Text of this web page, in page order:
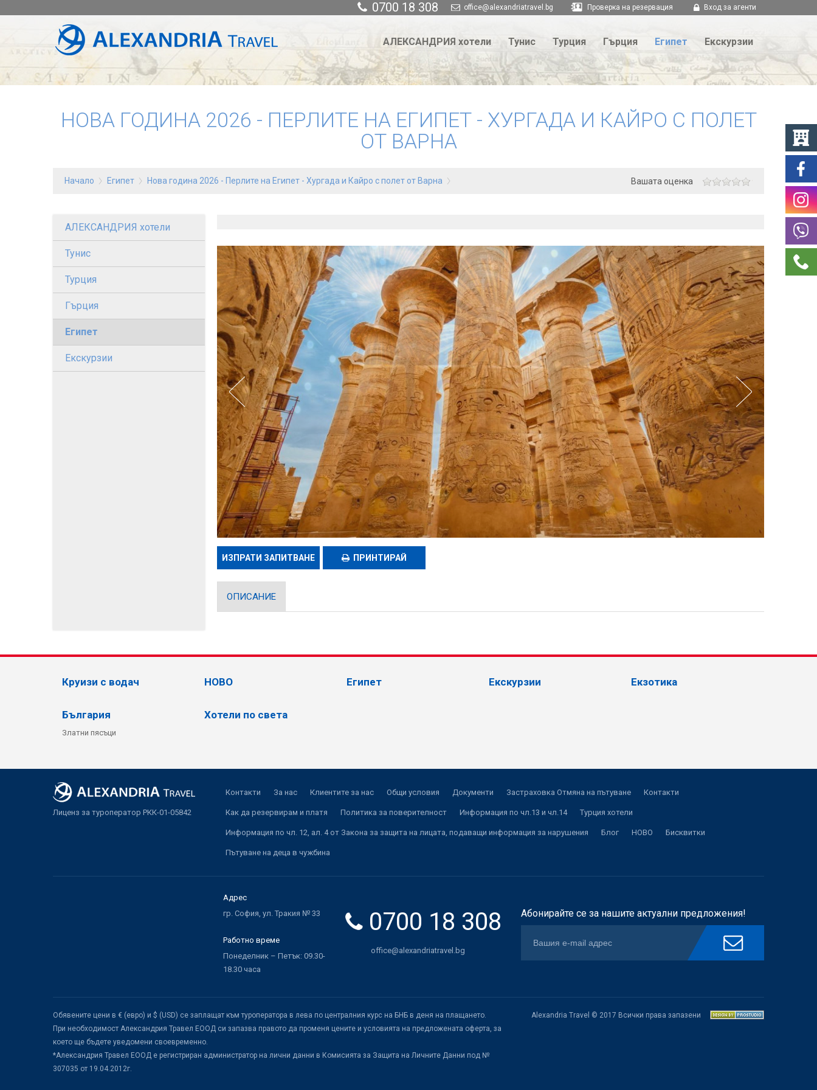
0700 18 308 office@alexandriatravel.bg Проверка на резервация Вход за агенти
АЛЕКСАНДРИЯ хотели Тунис Турция Гърция Египет Екскурзии
НОВА ГОДИНА 2026 - ПЕРЛИТЕ НА ЕГИПЕТ - ХУРГАДА И КАЙРО С ПОЛЕТ
ОТ ВАРНА
Начало Египет Нова година 2026 - Перлите на Египет - Хургада и Кайро с полет от Варна Вашата оценка
АЛЕКСАНДРИЯ хотели
Тунис
Турция
Гърция
Египет
Екскурзии
ИЗПРАТИ ЗАПИТВАНЕ ПРИНТИРАЙ
ОПИСАНИЕ
Круизи с водач НОВО Египет Екскурзии Екзотика
България
Златни пясъци
Хотели по света
Лиценз за туроператор РКК-01-05842
Контакти За нас Клиентите за нас Общи условия Документи Застраховка Отмяна на пътуване Контакти
Как да резервирам и платя Политика за поверителност Информация по чл.13 и чл.14 Турция хотели
Информация по чл. 12, ал. 4 от Закона за защита на лицата, подаващи информация за нарушения Блог НОВО Бисквитки
Пътуване на деца в чужбина
Адрес
гр. София, ул. Тракия № 33
Работно време
Понеделник – Петък: 09.30-
18.30 часа
0700 18 308
office@alexandriatravel.bg
Абонирайте се за нашите актуални предложения!
Обявените цени в € (евро) и $ (USD) се заплащат към туроператора в лева по централния курс на БНБ в деня на плащането.
При необходимост Александрия Травел ЕООД си запазва правото да променя цените и условията на предложената оферта, за
което ще бъдете уведомени своевременно.
*Александрия Травел ЕООД е регистриран администратор на лични данни в Комисията за Защита на Личните Данни под №
307035 от 19.04.2012г.
Alexandria Travel © 2017 Всички права запазени